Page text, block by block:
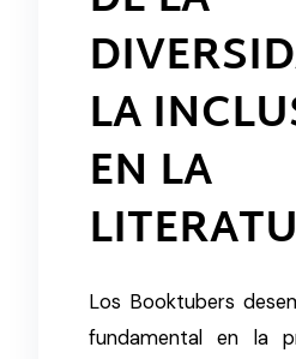
LA
EN LA
Los Booktubers
fundamental en la